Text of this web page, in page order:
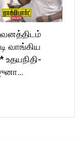
வாங்கிய
உதயநிதி-